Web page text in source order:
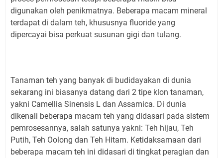
digunakan oleh penikmatnya. Beberapa macam mineral
terdapat di dalam teh, khususnya fluoride yang
dipercayai bisa perkuat susunan gigi dan tulang.
Tanaman teh yang banyak di budidayakan di dunia
sekarang ini biasanya datang dari 2 tipe klon tanaman,
yakni Camellia Sinensis L dan Assamica. Di dunia
dikenali beberapa macam teh yang didasari pada sistem
pemrosesannya, salah satunya yakni: Teh hijau, Teh
Putih, Teh Oolong dan Teh Hitam. Ketidaksamaan dari
beberapa macam teh ini didasari di tingkat peragian dan